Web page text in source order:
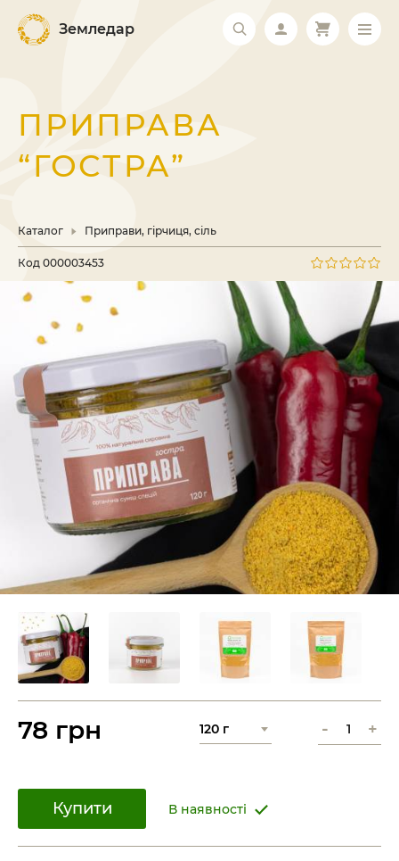
Земледар
ПРИПРАВА
“ГОСТРА”
Каталог Приправи, гірчиця, сіль
Код 000003453
78 грн - +
Купити В наявності